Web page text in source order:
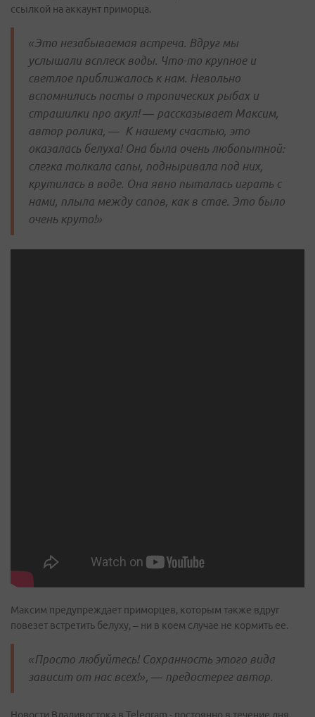
ссылкой на аккаунт приморца.
«Это незабываемая встреча. Вдруг мы
услышали всплеск воды. Что-то крупное и
светлое приближалось к нам. Невольно
вспомнились посты о тропических рыбах и
страшилки про акул! — рассказывает Максим,
автор ролика, — К нашему счастью, это
оказалась белуха! Она была очень любопытной:
слегка толкала сапы, подныривала под них,
крутилась в воде. Она явно пыталась играть с
нами, плыла между сапов, как в стае. Это было
очень круто!»
Максим предупреждает приморцев, которым также вдруг
повезет встретить белуху, – ни в коем случае не кормить ее.
«Просто любуйтесь! Сохранность этого вида
зависит от нас всех!», — предостерег автор.